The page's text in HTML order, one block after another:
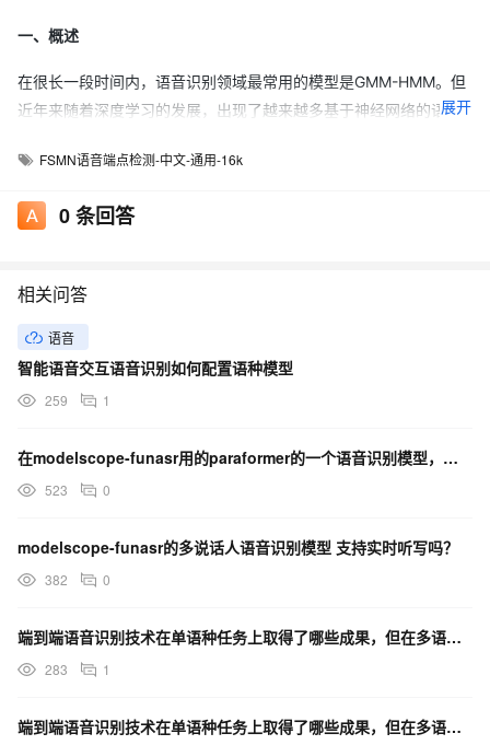
一、概述
在很长一段时间内，语音识别领域最常用的模型是GMM-HMM。但
近年来随着深度学习的发展，出现了越来越多基于神经网络的语音
后依赖信息而在声学模型中被广泛采用。用得最多的RNN模型包括
输出作为输入，因此只能串行计算，速度很慢。
响，收敛得更慢，且需要更多的计算资源。前馈序列记忆神经网络
（Feedforward Sequential Memory Networks, FSMN）[1][2]的
提出，就是为了既能保留RNN对序列前后依赖关系的建模能力，又
cFSMN[3]、DFSMN[4]和Pyramidal FSMN[5]，都是在FSMN的基
中科大张仕良博士的工作，Pyramidal FSMN则是云从科技在2018
年刷榜Librispeech数据集时提出的模型。
二、FSMN
展开
FSMN语音端点检测-中文-通用-16k
0条回答
相关问答
语音
智能语音交互语音识别如何配置语种模型
259 1
在modelscope-funasr用的paraformer的一个语音识别模型，怎么加上热词？
523 0
modelscope-funasr的多说话人语音识别模型 支持实时听写吗？
382 0
端到端语音识别技术在单语种任务上取得了哪些成果，但在多语种混说场景下存在什么问题？
283 1
端到端语音识别技术在单语种任务上取得了哪些成果，但在多语种混说场景下存在什么问题？